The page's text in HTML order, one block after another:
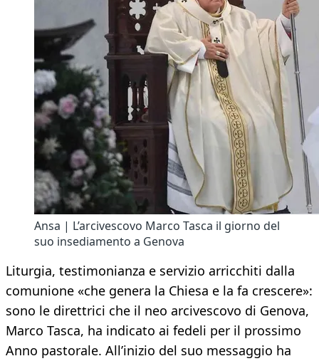
Ansa | L’arcivescovo Marco Tasca il giorno del
suo insediamento a Genova
Liturgia, testimonianza e servizio arricchiti dalla
comunione «che genera la Chiesa e la fa crescere»:
sono le direttrici che il neo arcivescovo di Genova,
Marco Tasca, ha indicato ai fedeli per il prossimo
Anno pastorale. All’inizio del suo messaggio ha